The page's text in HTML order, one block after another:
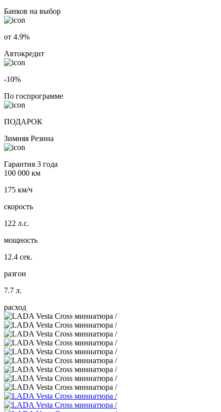
Банков на выбор
от 4.9%
Автокредит
-10%
По госпрограмме
ПОДАРОК
Зимняя Резина
Гарантия 3 года
100 000 км
175 км/ч
скорость
122 л.с.
мощность
12.4 сек.
разгон
7.7 л.
расход